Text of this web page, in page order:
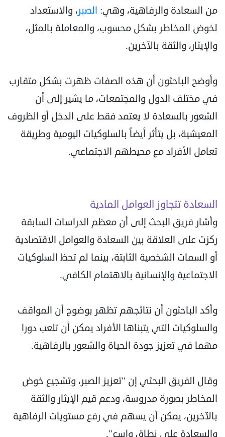
من السعادة والرفاهية، وهي: الصبر، والاستعداد
لخوض المخاطر بشكل محسوب، والمعاملة بالمثل،
والإيثار، والثقة بالآخرين.
وأوضح الباحثون أن هذه الصفات ظهرت بشكل متقارب
في مختلف الدول والمجتمعات، ما يشير إلى أن
الشعور بالسعادة لا يعتمد فقط على الدخل أو الظروف
المعيشية، بل يتأثر أيضاً بالسلوكيات اليومية وطريقة
تعامل الأفراد مع محيطهم الاجتماعي.
السعادة تتجاوز العوامل المادية
وأشار فريق البحث إلى أن معظم الدراسات السابقة
ركزت على العلاقة بين السعادة والعوامل الاقتصادية
أو السمات الشخصية الثابتة، بينما لم تحظ السلوكيات
الاجتماعية والإنسانية بالاهتمام الكافي.
وأكد الباحثون أن نتائجهم تظهر بوضوح أن المواقف
والسلوكيات التي يتبناها الأفراد يمكن أن تلعب دورا
مهما في تعزيز جودة الحياة والشعور بالرفاهية.
وقال الفريق البحثي إن "تعزيز الصبر، وتشجيع خوض
المخاطر بصورة مدروسة، ودعم قيم الإيثار والثقة
بالآخرين، يمكن أن يسهم في رفع مستويات الرفاهية
والسعادة على نطاق واسع".